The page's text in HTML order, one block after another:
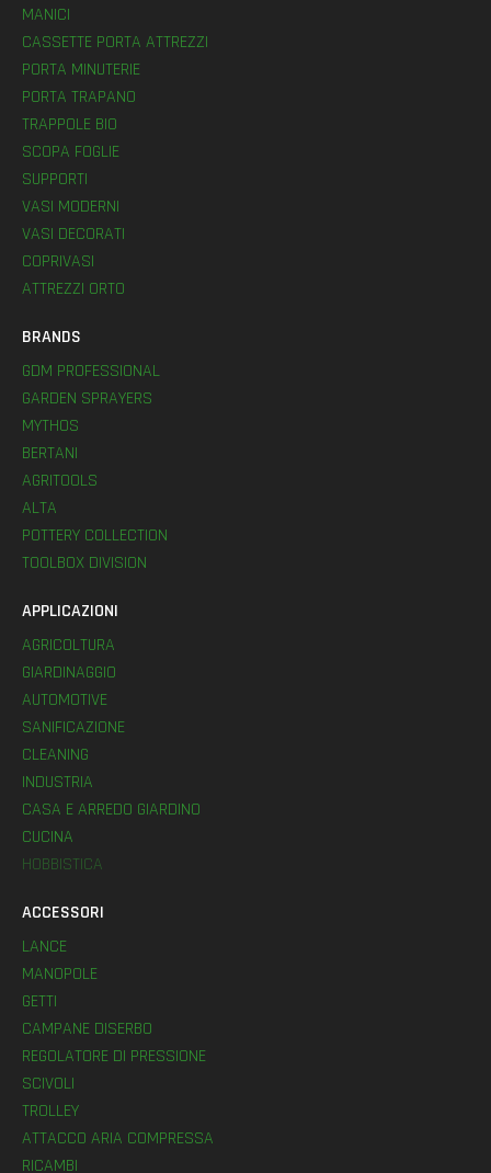
MANICI
CASSETTE PORTA ATTREZZI
PORTA MINUTERIE
PORTA TRAPANO
TRAPPOLE BIO
SCOPA FOGLIE
SUPPORTI
VASI MODERNI
VASI DECORATI
COPRIVASI
ATTREZZI ORTO
BRANDS
GDM PROFESSIONAL
GARDEN SPRAYERS
MYTHOS
BERTANI
AGRITOOLS
ALTA
POTTERY COLLECTION
TOOLBOX DIVISION
APPLICAZIONI
AGRICOLTURA
GIARDINAGGIO
AUTOMOTIVE
SANIFICAZIONE
CLEANING
INDUSTRIA
CASA E ARREDO GIARDINO
CUCINA
HOBBISTICA
ACCESSORI
LANCE
MANOPOLE
GETTI
CAMPANE DISERBO
REGOLATORE DI PRESSIONE
SCIVOLI
TROLLEY
ATTACCO ARIA COMPRESSA
RICAMBI